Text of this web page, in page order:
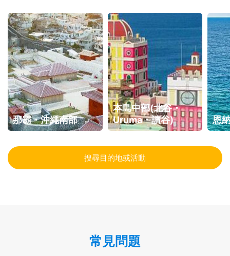
那霸・沖繩南部
本島中部(北谷・
Uruma・讀谷)
恩
搜尋目的地或活動
常見問題